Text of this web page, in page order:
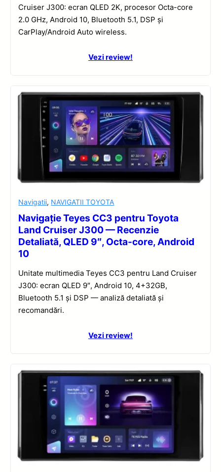
Cruiser J300: ecran QLED 2K, procesor Octa-core
2.0 GHz, Android 10, Bluetooth 5.1, DSP și
CarPlay/Android Auto wireless.
Vezi review!
Navigatii, NAVIGATII TOYOTA
Navigație Teyes CC3 pentru Toyota
Land Cruiser J300 — Recenzie
Detaliată, QLED 9″, Octa-core, Android
10
Unitate multimedia Teyes CC3 pentru Land Cruiser
J300: ecran QLED 9″, Android 10, 4+32GB,
Bluetooth 5.1 și DSP — analiză detaliată și
recomandări.
Vezi review!